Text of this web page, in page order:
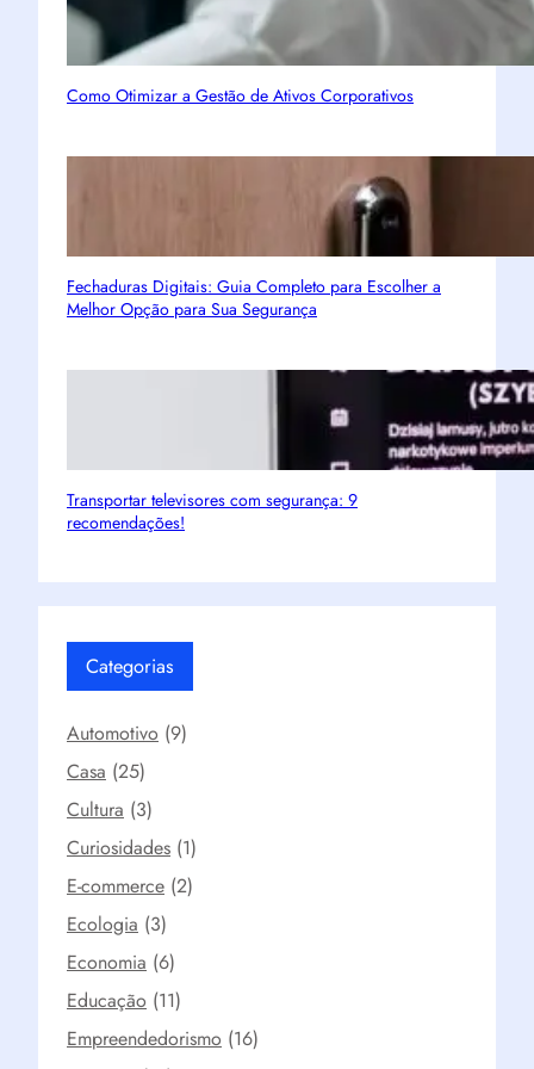
Como Otimizar a Gestão de Ativos Corporativos
Fechaduras Digitais: Guia Completo para Escolher a
Melhor Opção para Sua Segurança
Transportar televisores com segurança: 9
recomendações!
Categorias
Automotivo (9)
Casa (25)
Cultura (3)
Curiosidades (1)
E-commerce (2)
Ecologia (3)
Economia (6)
Educação (11)
Empreendedorismo (16)